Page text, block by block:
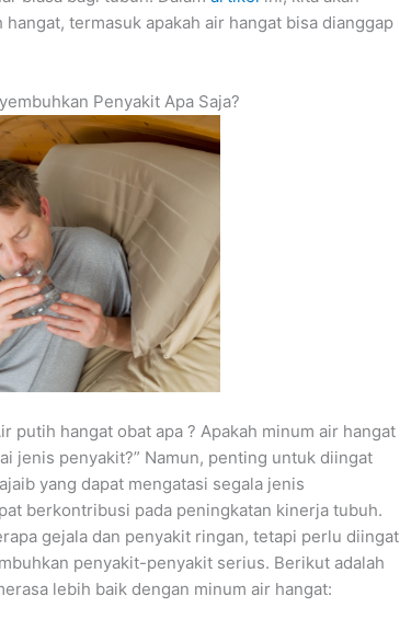
termasuk apakah air hangat bisa dianggap
Penyakit Apa Saja?
putih hangat obat apa ? Apakah minum air hangat
jenis penyakit?” Namun, penting untuk diingat
yang dapat mengatasi segala jenis
berkontribusi pada peningkatan kinerja tubuh.
gejala dan penyakit ringan, tetapi perlu diingat
penyakit-penyakit serius. Berikut adalah
lebih baik dengan minum air hangat: